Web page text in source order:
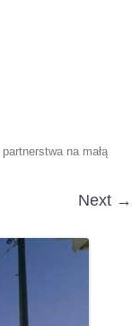
na małą
Next →